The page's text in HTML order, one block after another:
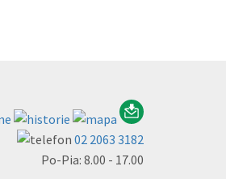
02 2063 3182
Po-Pia: 8.00 - 17.00